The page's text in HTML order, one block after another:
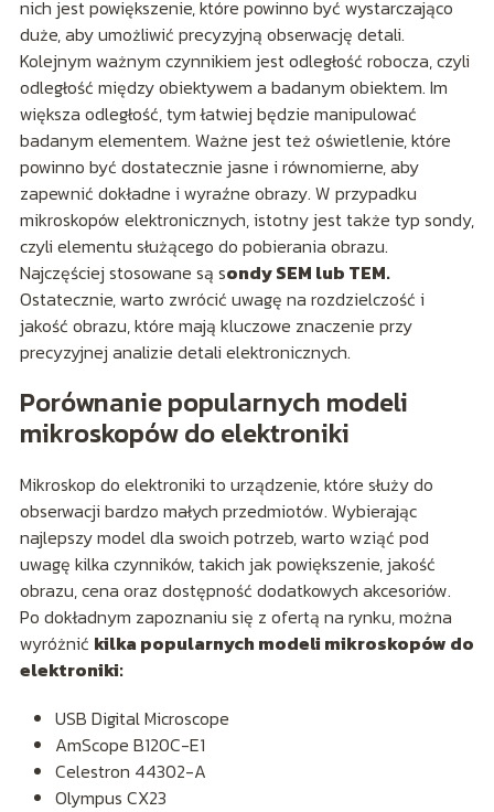
nich jest powiększenie, które powinno być wystarczająco
duże, aby umożliwić precyzyjną obserwację detali.
Kolejnym ważnym czynnikiem jest odległość robocza, czyli
odległość między obiektywem a badanym obiektem. Im
większa odległość, tym łatwiej będzie manipulować
badanym elementem. Ważne jest też oświetlenie, które
powinno być dostatecznie jasne i równomierne, aby
zapewnić dokładne i wyraźne obrazy. W przypadku
mikroskopów elektronicznych, istotny jest także typ sondy,
czyli elementu służącego do pobierania obrazu.
Najczęściej stosowane są sondy SEM lub TEM.
Ostatecznie, warto zwrócić uwagę na rozdzielczość i
jakość obrazu, które mają kluczowe znaczenie przy
precyzyjnej analizie detali elektronicznych.
Porównanie popularnych modeli
mikroskopów do elektroniki
Mikroskop do elektroniki to urządzenie, które służy do
obserwacji bardzo małych przedmiotów. Wybierając
najlepszy model dla swoich potrzeb, warto wziąć pod
uwagę kilka czynników, takich jak powiększenie, jakość
obrazu, cena oraz dostępność dodatkowych akcesoriów.
Po dokładnym zapoznaniu się z ofertą na rynku, można
wyróżnić kilka popularnych modeli mikroskopów do
elektroniki:
USB Digital Microscope
AmScope B120C-E1
Celestron 44302-A
Olympus CX23